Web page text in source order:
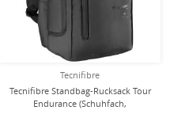
Tecnifibre
Tecnifibre Standbag-Rucksack Tour
Endurance (Schuhfach,